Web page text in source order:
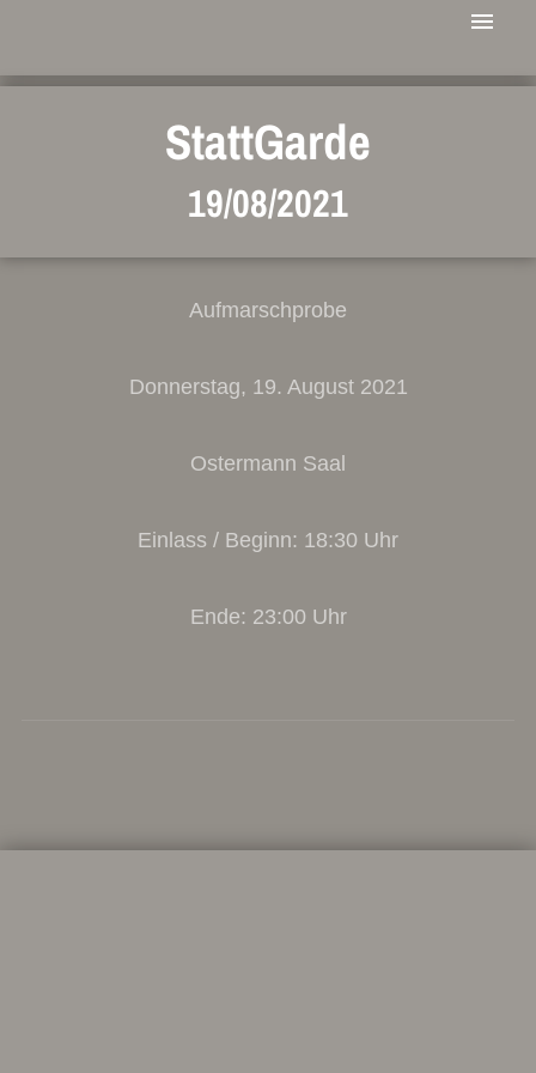
StattGarde
19/08/2021
Aufmarschprobe
Donnerstag, 19. August 2021
Ostermann Saal
Einlass / Beginn: 18:30 Uhr
Ende: 23:00 Uhr